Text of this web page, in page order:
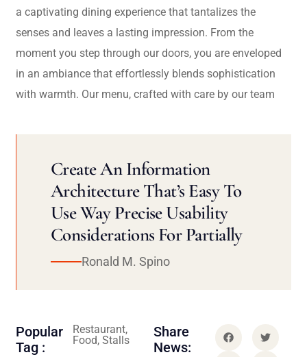
a captivating dining experience that tantalizes the
senses and leaves a lasting impression. From the
moment you step through our doors, you are enveloped
in an ambiance that effortlessly blends sophistication
with warmth. Our menu, crafted with care by our team
Create An Information
Architecture That’s Easy To
Use Way Precise Usability
Considerations For Partially
Ronald M. Spino
Popular
Tag :
Restaurant,
Food, Stalls
Share
News: